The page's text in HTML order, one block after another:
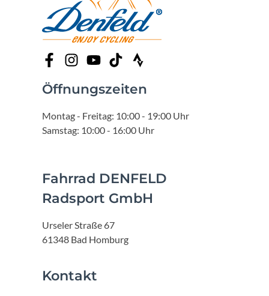
Öffnungszeiten
Montag - Freitag: 10:00 - 19:00 Uhr
Samstag: 10:00 - 16:00 Uhr
Fahrrad DENFELD
Radsport GmbH
Urseler Straße 67
61348 Bad Homburg
Kontakt